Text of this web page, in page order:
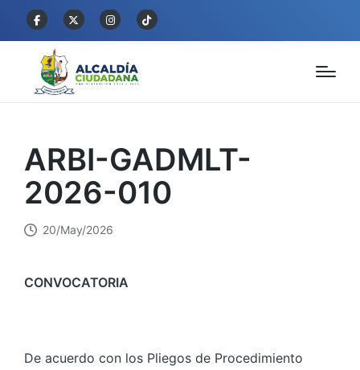
ARBI-GADMLT-
2026-010
20/May/2026
CONVOCATORIA
De acuerdo con los Pliegos de Procedimiento